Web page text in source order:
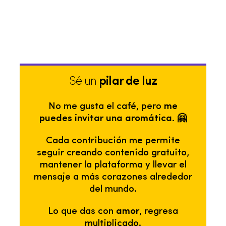
Sé un pilar de luz
No me gusta el café, pero me
puedes invitar una aromática. 🤗
Cada contribución me permite
seguir creando contenido gratuito,
mantener la plataforma y llevar el
mensaje a más corazones alrededor
del mundo.
Lo que das con amor, regresa
multiplicado.